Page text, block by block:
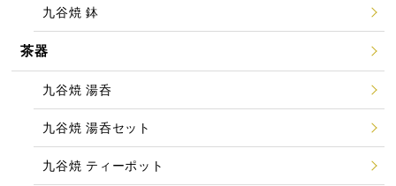
九谷焼 鉢
茶器
九谷焼 湯呑
九谷焼 湯呑セット
九谷焼 ティーポット